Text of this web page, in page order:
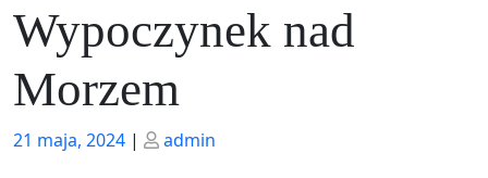
Wypoczynek nad
Morzem
Posted
21 maja, 2024 | Posted
admin